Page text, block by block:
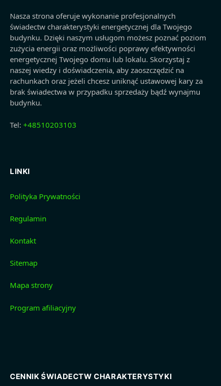
Nasza strona oferuje wykonanie profesjonalnych
świadectw charakterystyki energetycznej dla Twojego
budynku. Dzięki naszym usługom możesz poznać poziom
zużycia energii oraz możliwości poprawy efektywności
energetycznej Twojego domu lub lokalu. Skorzystaj z
naszej wiedzy i doświadczenia, aby zaoszczędzić na
rachunkach oraz jeżeli chcesz uniknąć ustawowej kary za
brak świadectwa w przypadku sprzedaży bądź wynajmu
budynku.
Tel: +48510203103
LINKI
Polityka Prywatności
Regulamin
Kontakt
Sitemap
Mapa strony
Program afiliacyjny
CENNIK ŚWIADECTW CHARAKTERYSTYKI